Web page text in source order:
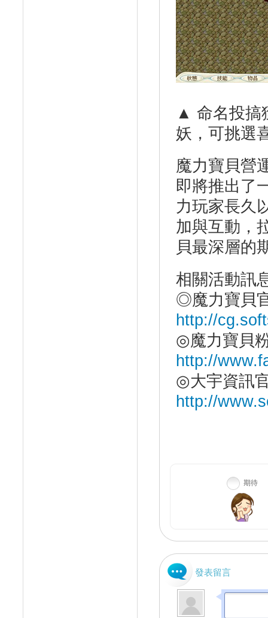
▲ 命名投搞
妖，可挑選
魔力寶貝營
即將推出了
力玩家長久
加與互動，
貝最深層的
相關活動訊
◎魔力寶貝
http://
◎魔力寶貝
http://
◎大宇資訊
http://
期待
發表留言